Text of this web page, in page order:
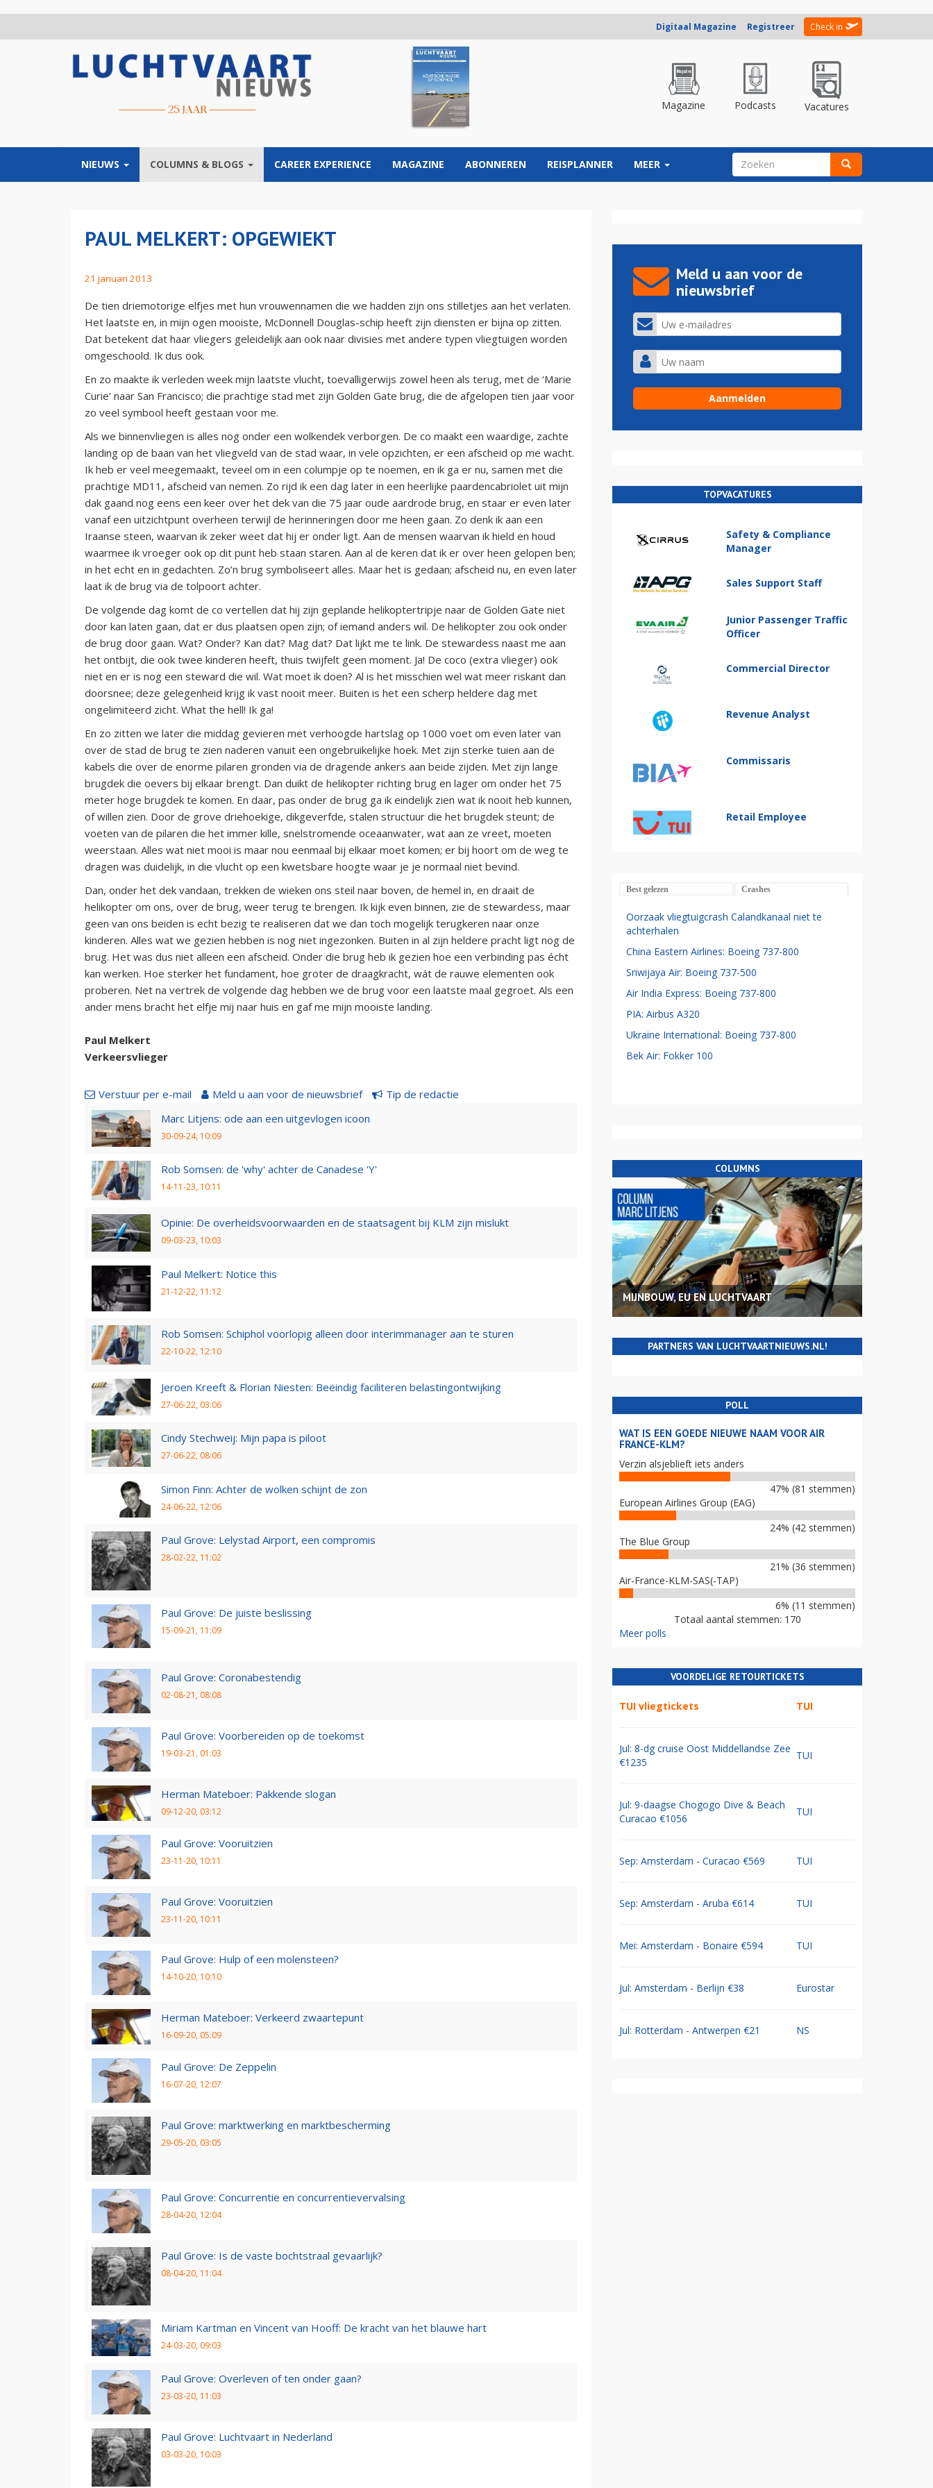
Digitaal Magazine Registreer Check in
Magazine Podcasts Vacatures
NIEUWS COLUMNS & BLOGS CAREER EXPERIENCE MAGAZINE ABONNEREN REISPLANNER MEER ZOEKVELD
PAUL MELKERT: OPGEWIEKT
21 januari 2013
De tien driemotorige elfjes met hun vrouwennamen die we hadden zijn ons stilletjes aan het verlaten.
Het laatste en, in mijn ogen mooiste, McDonnell Douglas-schip heeft zijn diensten er bijna op zitten.
Dat betekent dat haar vliegers geleidelijk aan ook naar divisies met andere typen vliegtuigen worden
omgeschoold. Ik dus ook.
En zo maakte ik verleden week mijn laatste vlucht, toevalligerwijs zowel heen als terug, met de ‘Marie
Curie’ naar San Francisco; die prachtige stad met zijn Golden Gate brug, die de afgelopen tien jaar voor
zo veel symbool heeft gestaan voor me.
Als we binnenvliegen is alles nog onder een wolkendek verborgen. De co maakt een waardige, zachte
landing op de baan van het vliegveld van de stad waar, in vele opzichten, er een afscheid op me wacht.
Ik heb er veel meegemaakt, teveel om in een columpje op te noemen, en ik ga er nu, samen met die
prachtige MD11, afscheid van nemen. Zo rijd ik een dag later in een heerlijke paardencabriolet uit mijn
dak gaand nog eens een keer over het dek van die 75 jaar oude aardrode brug, en staar er even later
vanaf een uitzichtpunt overheen terwijl de herinneringen door me heen gaan. Zo denk ik aan een
Iraanse steen, waarvan ik zeker weet dat hij er onder ligt. Aan de mensen waarvan ik hield en houd
waarmee ik vroeger ook op dit punt heb staan staren. Aan al de keren dat ik er over heen gelopen ben;
in het echt en in gedachten. Zo’n brug symboliseert alles. Maar het is gedaan; afscheid nu, en even later
laat ik de brug via de tolpoort achter.
De volgende dag komt de co vertellen dat hij zijn geplande helikoptertripje naar de Golden Gate niet
door kan laten gaan, dat er dus plaatsen open zijn; of iemand anders wil. De helikopter zou ook onder
de brug door gaan. Wat? Onder? Kan dat? Mag dat? Dat lijkt me te link. De stewardess naast me aan
het ontbijt, die ook twee kinderen heeft, thuis twijfelt geen moment. Ja! De coco (extra vlieger) ook
niet en er is nog een steward die wil. Wat moet ik doen? Al is het misschien wel wat meer riskant dan
doorsnee; deze gelegenheid krijg ik vast nooit meer. Buiten is het een scherp heldere dag met
ongelimiteerd zicht. What the hell! Ik ga!
En zo zitten we later die middag gevieren met verhoogde hartslag op 1000 voet om even later van
over de stad de brug te zien naderen vanuit een ongebruikelijke hoek. Met zijn sterke tuien aan de
kabels die over de enorme pilaren gronden via de dragende ankers aan beide zijden. Met zijn lange
brugdek die oevers bij elkaar brengt. Dan duikt de helikopter richting brug en lager om onder het 75
meter hoge brugdek te komen. En daar, pas onder de brug ga ik eindelijk zien wat ik nooit heb kunnen,
of willen zien. Door de grove driehoekige, dikgeverfde, stalen structuur die het brugdek steunt; de
voeten van de pilaren die het immer kille, snelstromende oceaanwater, wat aan ze vreet, moeten
weerstaan. Alles wat niet mooi is maar nou eenmaal bij elkaar moet komen; er bij hoort om de weg te
dragen was duidelijk, in die vlucht op een kwetsbare hoogte waar je je normaal niet bevind.
Dan, onder het dek vandaan, trekken de wieken ons steil naar boven, de hemel in, en draait de
helikopter om ons, over de brug, weer terug te brengen. Ik kijk even binnen, zie de stewardess, maar
geen van ons beiden is echt bezig te realiseren dat we dan toch mogelijk terugkeren naar onze
kinderen. Alles wat we gezien hebben is nog niet ingezonken. Buiten in al zijn heldere pracht ligt nog de
brug. Het was dus niet alleen een afscheid. Onder die brug heb ik gezien hoe een verbinding pas écht
kan werken. Hoe sterker het fundament, hoe groter de draagkracht, wát de rauwe elementen ook
proberen. Net na vertrek de volgende dag hebben we de brug voor een laatste maal gegroet. Als een
ander mens bracht het elfje mij naar huis en gaf me mijn mooiste landing.
Paul Melkert
Verkeersvlieger
Verstuur per e-mail Meld u aan voor de nieuwsbrief
Tip de redactie
Marc Litjens: ode aan een uitgevlogen icoon
30-09-24, 10:09
Rob Somsen: de 'why' achter de Canadese 'Y'
14-11-23, 10:11
Opinie: De overheidsvoorwaarden en de staatsagent bij KLM zijn mislukt
09-03-23, 10:03
Paul Melkert: Notice this
21-12-22, 11:12
Rob Somsen: Schiphol voorlopig alleen door interimmanager aan te sturen
22-10-22, 12:10
Jeroen Kreeft & Florian Niesten: Beëindig faciliteren belastingontwijking
27-06-22, 03:06
Cindy Stechweij: Mijn papa is piloot
27-06-22, 08:06
Simon Finn: Achter de wolken schijnt de zon
24-06-22, 12:06
Paul Grove: Lelystad Airport, een compromis
28-02-22, 11:02
Paul Grove: De juiste beslissing
15-09-21, 11:09
Paul Grove: Coronabestendig
02-08-21, 08:08
Paul Grove: Voorbereiden op de toekomst
19-03-21, 01:03
Herman Mateboer: Pakkende slogan
09-12-20, 03:12
Paul Grove: Vooruitzien
23-11-20, 10:11
Paul Grove: Vooruitzien
23-11-20, 10:11
Paul Grove: Hulp of een molensteen?
14-10-20, 10:10
Herman Mateboer: Verkeerd zwaartepunt
16-09-20, 05:09
Paul Grove: De Zeppelin
16-07-20, 12:07
Paul Grove: marktwerking en marktbescherming
29-05-20, 03:05
Paul Grove: Concurrentie en concurrentievervalsing
28-04-20, 12:04
Paul Grove: Is de vaste bochtstraal gevaarlijk?
08-04-20, 11:04
Miriam Kartman en Vincent van Hooff: De kracht van het blauwe hart
24-03-20, 09:03
Paul Grove: Overleven of ten onder gaan?
23-03-20, 11:03
Paul Grove: Luchtvaart in Nederland
03-03-20, 10:03
Meld u aan voor de
nieuwsbrief
TOPVACATURES
Safety & Compliance
Manager
Sales Support Staff
Junior Passenger Traffic
Officer
Commercial Director
Revenue Analyst
Commissaris
Retail Employee
Best gelezen Crashes
Oorzaak vliegtuigcrash Calandkanaal niet te
achterhalen
China Eastern Airlines: Boeing 737-800
Sriwijaya Air: Boeing 737-500
Air India Express: Boeing 737-800
PIA: Airbus A320
Ukraine International: Boeing 737-800
Bek Air: Fokker 100
COLUMNS
MIJNBOUW, EU EN LUCHTVAART
PARTNERS VAN LUCHTVAARTNIEUWS.NL!
POLL
WAT IS EEN GOEDE NIEUWE NAAM VOOR AIR
FRANCE-KLM?
Verzin alsjeblieft iets anders
47% (81 stemmen)
European Airlines Group (EAG)
24% (42 stemmen)
The Blue Group
21% (36 stemmen)
Air-France-KLM-SAS(-TAP)
6% (11 stemmen)
Totaal aantal stemmen: 170
Meer polls
VOORDELIGE RETOURTICKETS
TUI vliegtickets TUI
Jul: 8-dg cruise Oost Middellandse Zee
€1235
TUI
Jul: 9-daagse Chogogo Dive & Beach
Curacao €1056
TUI
Sep: Amsterdam - Curacao €569 TUI
Sep: Amsterdam - Aruba €614 TUI
Mei: Amsterdam - Bonaire €594 TUI
Jul: Amsterdam - Berlijn €38 Eurostar
Jul: Rotterdam - Antwerpen €21 NS